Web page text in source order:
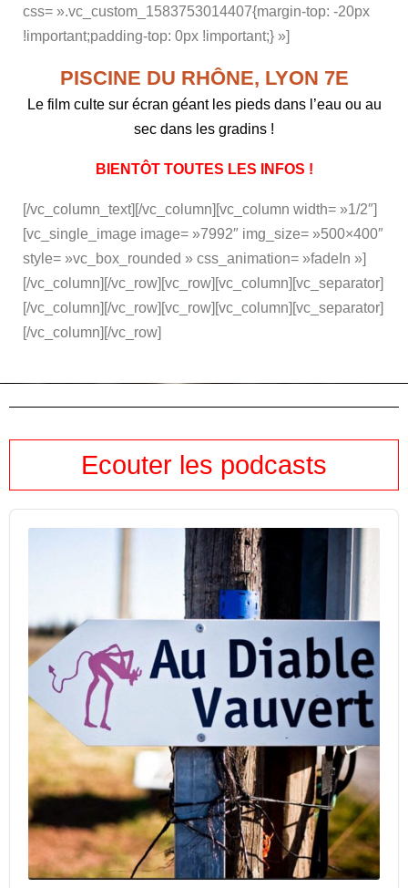
css= ».vc_custom_1583753014407{margin-top: -20px
!important;padding-top: 0px !important;} »]
PISCINE DU RHÔNE, LYON 7E
Le film culte sur écran géant les pieds dans l’eau ou au
sec dans les gradins !
BIENTÔT TOUTES LES INFOS !
[/vc_column_text][/vc_column][vc_column width= »1/2″]
[vc_single_image image= »7992″ img_size= »500×400″
style= »vc_box_rounded » css_animation= »fadeIn »]
[/vc_column][/vc_row][vc_row][vc_column][vc_separator]
[/vc_column][/vc_row][vc_row][vc_column][vc_separator]
[/vc_column][/vc_row]
Ecouter les podcasts
Audio